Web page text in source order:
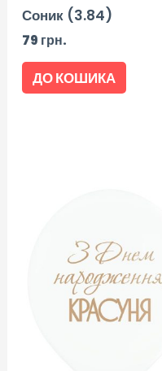
Соник (3.84)
79 грн.
ДО КОШИКА